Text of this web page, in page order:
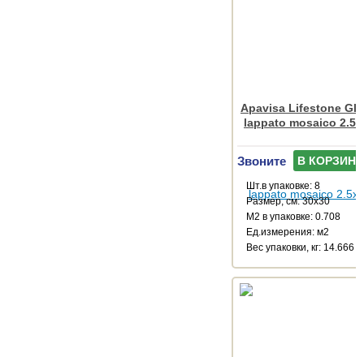
Apavisa Lifestone
lappato mosaico
Звоните В КОРЗИНУ
Шт.в упаковке: 8
Размер, см: 30x30
М2 в упаковке: 0.708
Ед.измерения: м2
Веc упаковки, кг: 14.666